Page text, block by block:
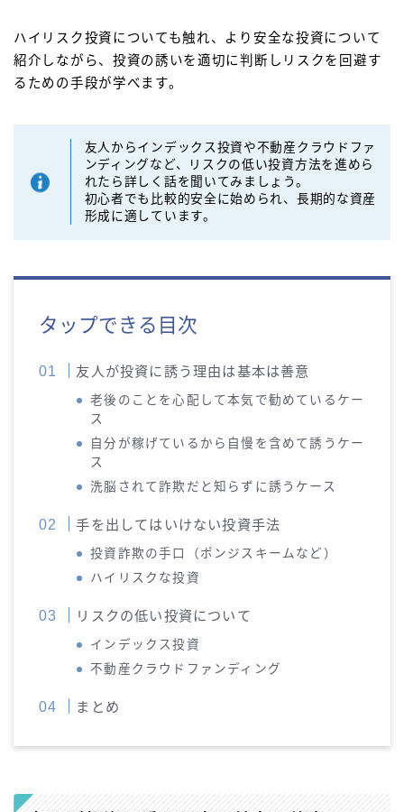
ハイリスク投資についても触れ、より安全な投資について
紹介しながら、投資の誘いを適切に判断しリスクを回避す
るための手段が学べます。
友人からインデックス投資や不動産クラウドファ
ンディングなど、リスクの低い投資方法を進めら
れたら詳しく話を聞いてみましょう。
初心者でも比較的安全に始められ、長期的な資産
形成に適しています。
タップできる目次
友人が投資に誘う理由は基本は善意
老後のことを心配して本気で勧めているケー
ス
自分が稼げているから自慢を含めて誘うケー
ス
洗脳されて詐欺だと知らずに誘うケース
手を出してはいけない投資手法
投資詐欺の手口（ポンジスキームなど）
ハイリスクな投資
リスクの低い投資について
インデックス投資
不動産クラウドファンディング
まとめ